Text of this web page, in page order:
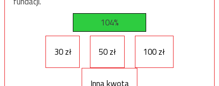
104%
30 zł 50 zł 100 zł